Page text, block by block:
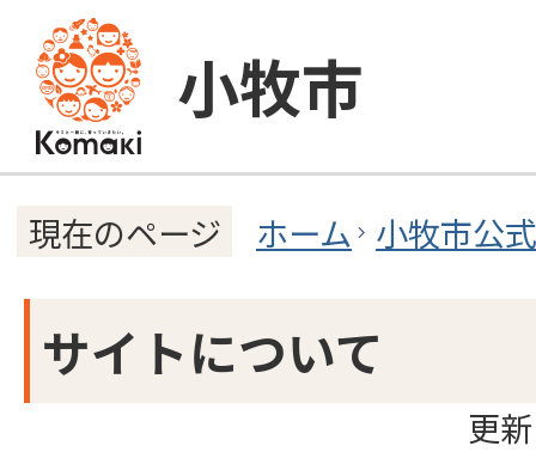
小牧市
現在のページ ホーム 小牧市公
サイトについて
更